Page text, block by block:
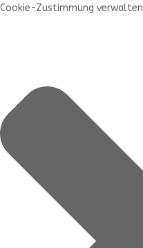
Cookie-Zustimmung verwalten